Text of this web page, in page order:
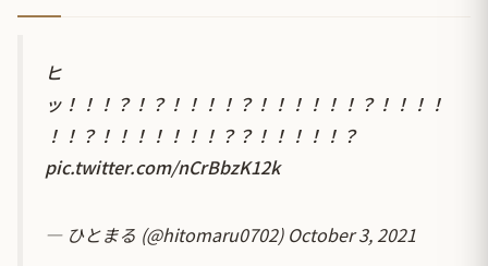
ヒ
ッ！！！？！？！！！！？！！！！！！？！！！！
！！？！！！！！！！？？！！！！！？
pic.twitter.com/nCrBbzK12k
— ひとまる (@hitomaru0702) October 3, 2021